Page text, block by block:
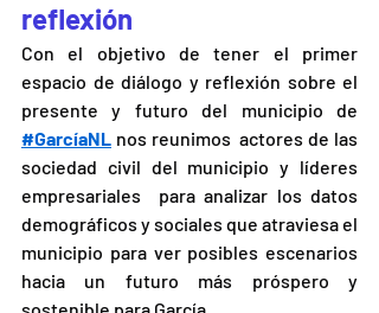
reflexión
Con el objetivo de tener el primer
espacio de diálogo y reflexión sobre el
#GarcíaNL nos reunimos  actores de las
sociedad civil del municipio y líderes
empresariales  para analizar los datos
demográficos y sociales que atraviesa el
municipio para ver posibles escenarios
hacia un futuro más próspero y